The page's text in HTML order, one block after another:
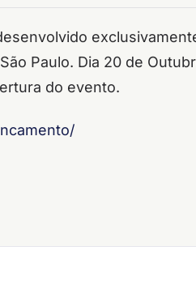
Paulo. Dia 20 de
do evento.